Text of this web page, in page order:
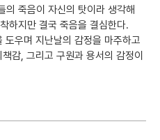
의 죽음이 자신의 탓이라 생각해
하지만 결국 죽음을 결심한다.
우며 지난날의 감정을 마주하고
감, 그리고 구원과 용서의 감정이